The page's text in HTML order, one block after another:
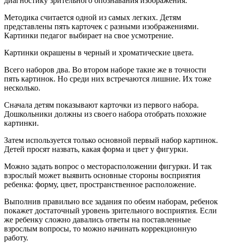
Методика считается одной из самых легких. Детям
представлены пять карточек с разными изображениями.
Картинки педагог выбирает на свое усмотрение.
Картинки окрашены в черный и хроматические цвета.
Всего наборов два. Во втором наборе такие же в точности
пять картинок. Но среди них встречаются лишние. Их тоже
несколько.
Сначала детям показывают карточки из первого набора.
Дошкольники должны из своего набора отобрать похожие
картинки.
Затем используется только основной первый набор картинок.
Детей просят назвать, какая форма и цвет у фигурки.
Можно задать вопрос о месторасположении фигурки. И так
взрослый может выявить основные стороны восприятия
ребенка: форму, цвет, пространственное расположение.
Выполнив правильно все задания по обеим наборам, ребенок
покажет достаточный уровень зрительного восприятия. Если
же ребенку сложно давались ответы на поставленные
взрослым вопросы, то можно начинать коррекционную
работу.